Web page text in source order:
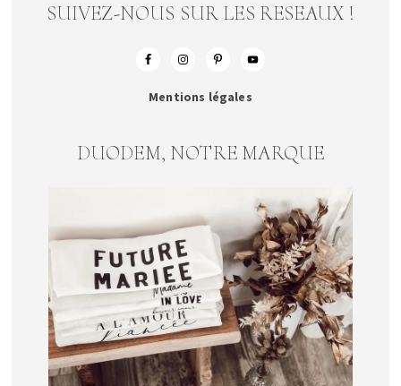
SUIVEZ-NOUS SUR LES RESEAUX !
Mentions légales
DUODEM, NOTRE MARQUE